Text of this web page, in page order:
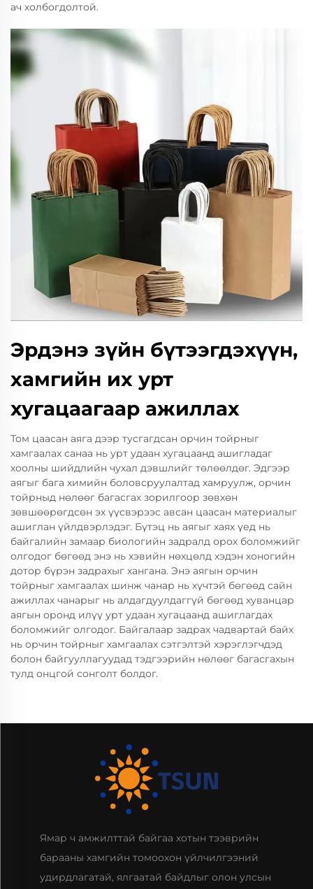
ач холбогдолтой.
Эрдэнэ зүйн бүтээгдэхүүн,
хамгийн их урт
хугацаагаар ажиллах
Том цаасан аяга дээр тусгагдсан орчин тойрныг
хамгаалах санаа нь урт удаан хугацаанд ашигладаг
хоолны шийдлийн чухал дэвшлийг төлөөлдөг. Эдгээр
аягыг бага химийн боловсруулалтад хамруулж, орчин
тойрныд нөлөөг багасгах зорилгоор зөвхөн
зөвшөөрөгдсөн эх үүсвэрээс авсан цаасан материалыг
ашиглан үйлдвэрлэдэг. Бүтэц нь аягыг хаях үед нь
байгалийн замаар биологийн задралд орох боломжийг
олгодог бөгөөд энэ нь хэвийн нөхцөлд хэдэн хоногийн
дотор бүрэн задрахыг хангана. Энэ аягын орчин
тойрныг хамгаалах шинж чанар нь хүчтэй бөгөөд сайн
ажиллах чанарыг нь алдагдуулдаггүй бөгөөд хуванцар
аягын оронд илүү урт удаан хугацаанд ашиглагдах
боломжийг олгодог. Байгалаар задрах чадвартай байх
нь орчин тойрныг хамгаалах сэтгэлтэй хэрэглэгчдэд
болон байгууллагуудад тэдгээрийн нөлөөг багасгахын
тулд онцгой сонголт болдог.
Ямар ч амжилттай байгаа хотын тээврийн
барааны хамгийн томоохон үйлчилгээний
удирдлагатай, ялгаатай байдлыг олон улсын